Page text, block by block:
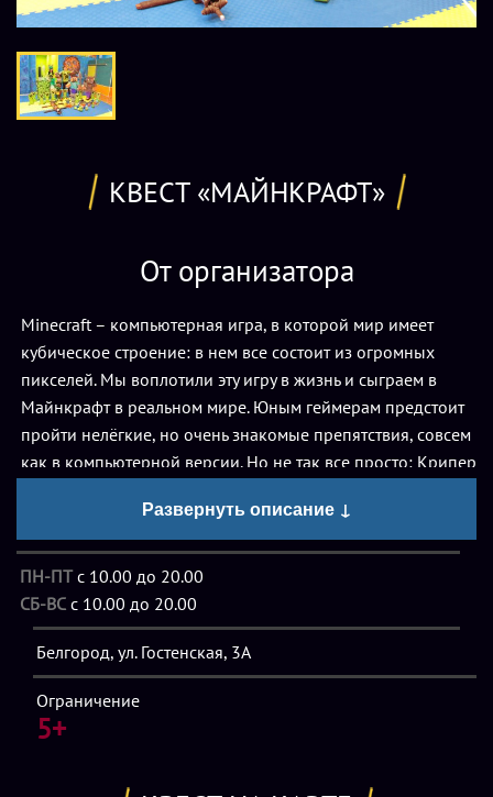
КВЕСТ «МАЙНКРАФТ»
От организатора
Minecraft – компьютерная игра, в которой мир имеет
кубическое строение: в нем все состоит из огромных
пикселей. Мы воплотили эту игру в жизнь и сыграем в
Майнкрафт в реальном мире. Юным геймерам предстоит
пройти нелёгкие, но очень знакомые препятствия, совсем
как в компьютерной версии. Но не так все просто: Крипер
людей и превратиться в человека. Теперь Стиву предстоит
нелегкая задача – победить Крипера. Для этого ему
понадобится помощь Грейс и всех ребят. По сценарию
дети попадают в тестовую версию игры «Minecraft: Real
life», получая задание построить дом до «наступления
темноты», крафтить-добывать полезные ископаемые,
преодолевать различные препятствия, выпутываться из
огромной «паутины»…Вместе они выполнят задания
Моба, поохотятся на Крипера, встретятся с пауками,
сохранят игру!
Развернуть описание ↓
ПН-ПТс 10.00 до 20.00
СБ-ВС с 10.00 до 20.00
Белгород, ул. Гостенская, 3А
Ограничение
5+